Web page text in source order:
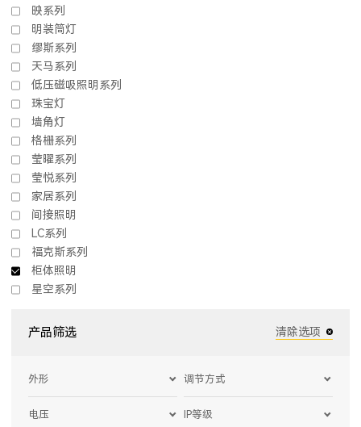
映系列
明装筒灯
缪斯系列
天马系列
低压磁吸照明系列
珠宝灯
墙角灯
格栅系列
莹曜系列
莹悦系列
家居系列
间接照明
LC系列
福克斯系列
柜体照明
星空系列
产品筛选 清除选项
外形 调节方式
电压 IP等级